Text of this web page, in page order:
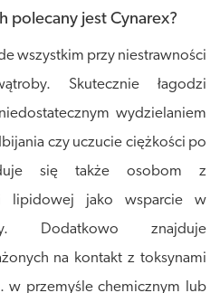
polecany jest Cynarex?
wszystkim przy niestrawności
Skutecznie łagodzi
wydzielaniem
czy uczucie ciężkości po
się także osobom z
lipidowej jako wsparcie w
Dodatkowo znajduje
na kontakt z toksynami
w przemyśle chemicznym lub